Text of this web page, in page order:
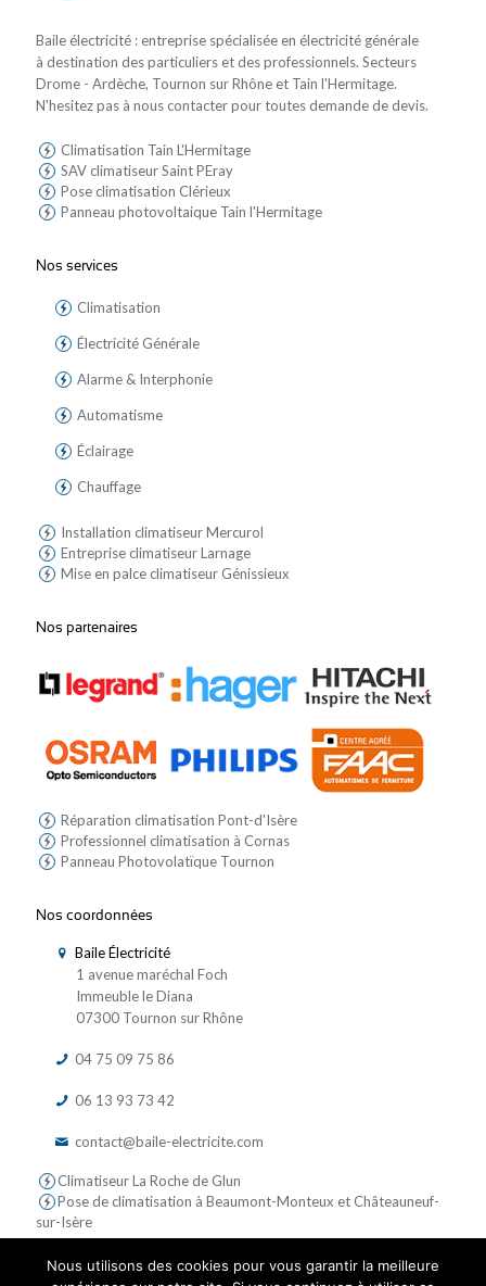
Baile électricité : entreprise spécialisée en électricité générale
à destination des particuliers et des professionnels. Secteurs
Drome - Ardèche, Tournon sur Rhône et Tain l'Hermitage.
N'hesitez pas à nous contacter pour toutes demande de devis.
Climatisation Tain L'Hermitage
SAV climatiseur Saint PEray
Pose climatisation Clérieux
Panneau photovoltaique Tain l'Hermitage
Nos services
Climatisation
Électricité Générale
Alarme & Interphonie
Automatisme
Éclairage
Chauffage
Installation climatiseur Mercurol
Entreprise climatiseur Larnage
Mise en palce climatiseur Génissieux
Nos partenaires
Réparation climatisation Pont-d'Isère
Professionnel climatisation à Cornas
Panneau Photovolatïque Tournon
Nos coordonnées
Baile Électricité
1 avenue maréchal Foch
Immeuble le Diana
07300 Tournon sur Rhône
04 75 09 75 86
06 13 93 73 42
contact@baile-electricite.com
Climatiseur La Roche de Glun
Pose de climatisation à Beaumont-Monteux et Châteauneuf-
sur-Isère
Nous utilisons des cookies pour vous garantir la meilleure